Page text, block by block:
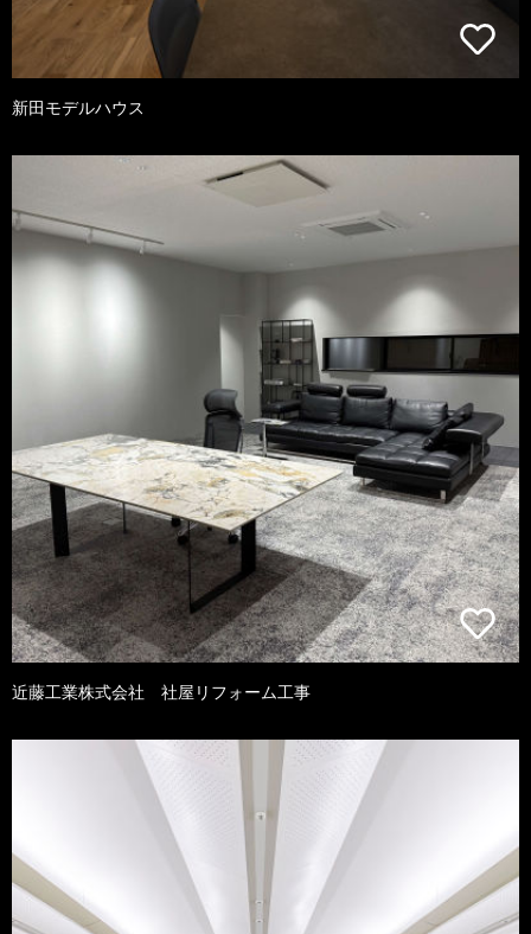
新田モデルハウス
近藤工業株式会社 社屋リフォーム工事